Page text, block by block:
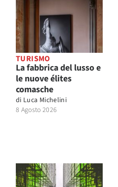
TURISMO
La fabbrica del lusso e
le nuove élites
comasche
di Luca Michelini
8 Agosto 2026